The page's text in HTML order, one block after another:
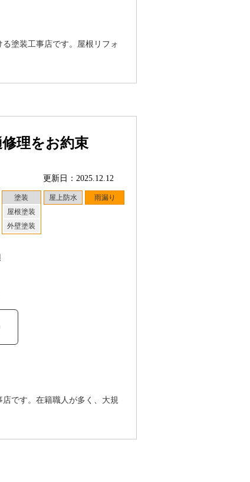
塗装工事店です。屋根リフォ
理をお約束
更新日：2025.12.12
塗装
屋根塗装
外壁塗装
屋上防水 雨漏り
です。在籍職人が多く、大規